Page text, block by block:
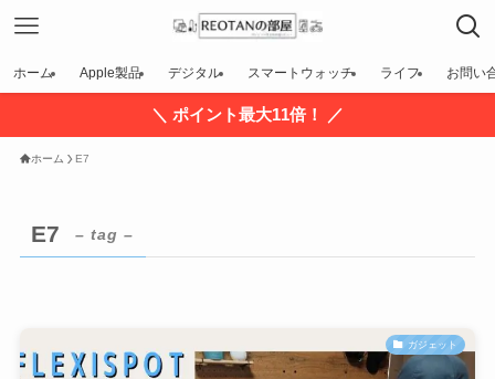
ホーム Apple製品 デジタル スマートウォッチ ライフ お問い
＼ ポイント最大11倍！ ／
ホーム E7
E7 – tag –
ガジェット